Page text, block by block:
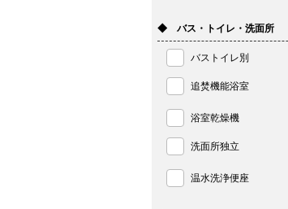
◆ バス・トイレ・洗面所
バストイレ別
追焚機能浴室
浴室乾燥機
洗面所独立
温水洗浄便座